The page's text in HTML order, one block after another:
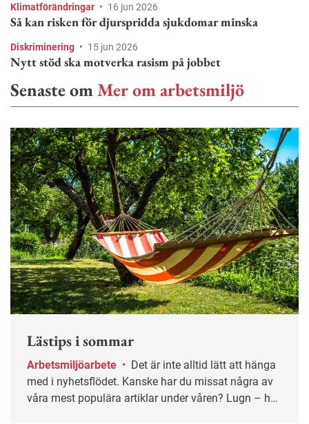
Klimatförändringar • 16 jun 2026
Så kan risken för djurspridda sjukdomar minska
Diskriminering • 15 jun 2026
Nytt stöd ska motverka rasism på jobbet
Senaste omMer om arbetsmiljö
Lästips i sommar
Arbetsmiljöarbete •
med i nyhetsflödet. Kanske har du missat några av
våra mest populära artiklar under våren? Lugn – här